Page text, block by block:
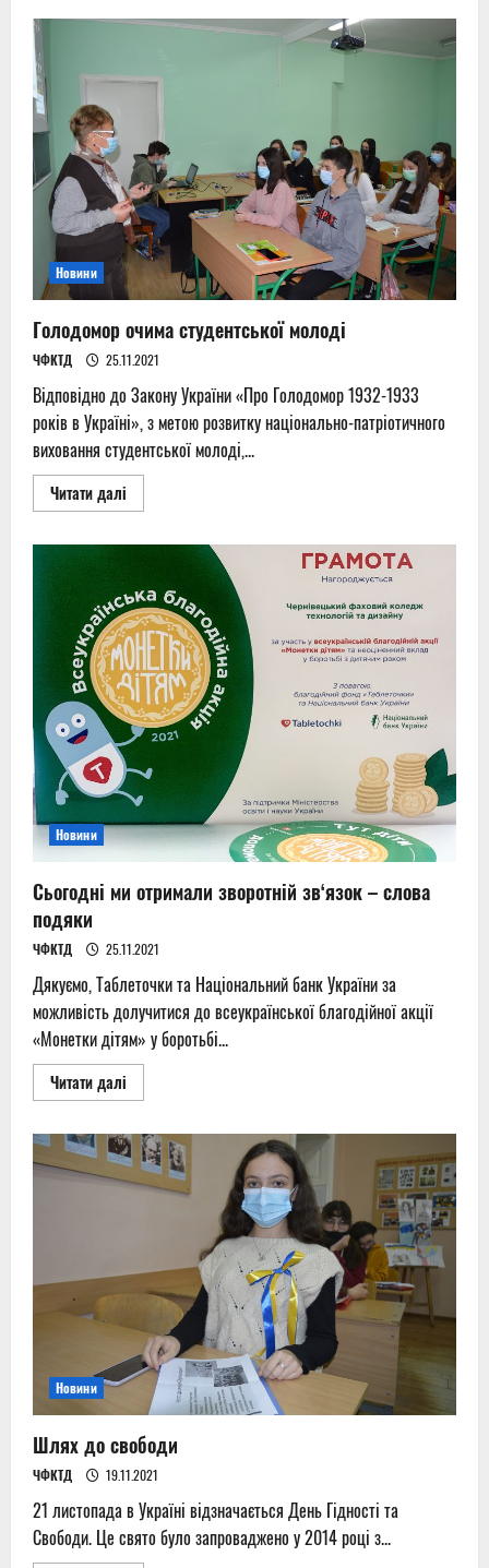
домашнього
неоднозначна
і
існує,
але
про
неї
не
говорять
Новини
Голодомор очима студентської молоді
ЧФКТД 25.11.2021
Відповідно до Закону України «Про Голодомор 1932-1933
років в Україні», з метою розвитку національно-патріотичного
виховання студентської молоді,...
Читати далі
more
Новини
Сьогодні ми отримали зворотній зв‘язок – слова
подяки
ЧФКТД 25.11.2021
Дякуємо, Таблеточки та Національний банк України за
можливість долучитися до всеукраїнської благодійної акції
«Монетки дітям» у боротьбі...
Читати далі
more
ми
отримали
зворотній
зв‘язок
Новини
Шлях до свободи
ЧФКТД 19.11.2021
21 листопада в Україні відзначається День Гідності та
Свободи. Це свято було запроваджено у 2014 році з...